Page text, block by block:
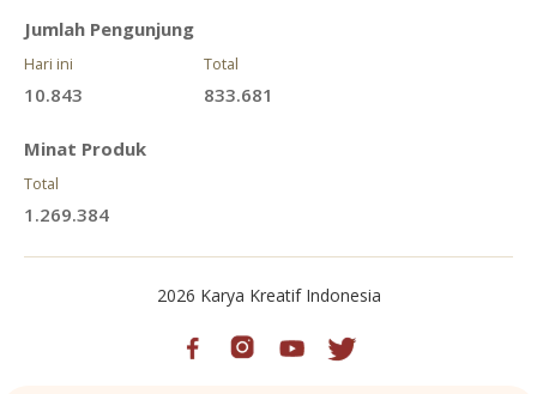
Jumlah Pengunjung
Hari ini
10.843
Total
833.681
Minat Produk
Total
1.269.384
2026 Karya Kreatif Indonesia